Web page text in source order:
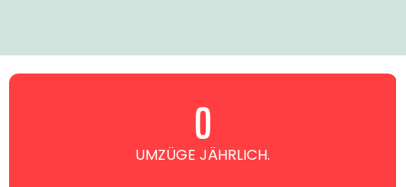
UMZÜGE JÄHRLICH.
0